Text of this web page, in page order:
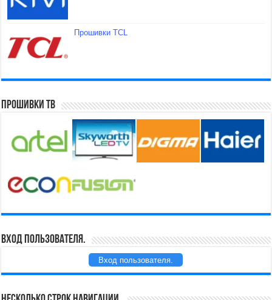
Прошивки TCL
Прошивки ТВ
Вход пользователя.
Вход пользователя.